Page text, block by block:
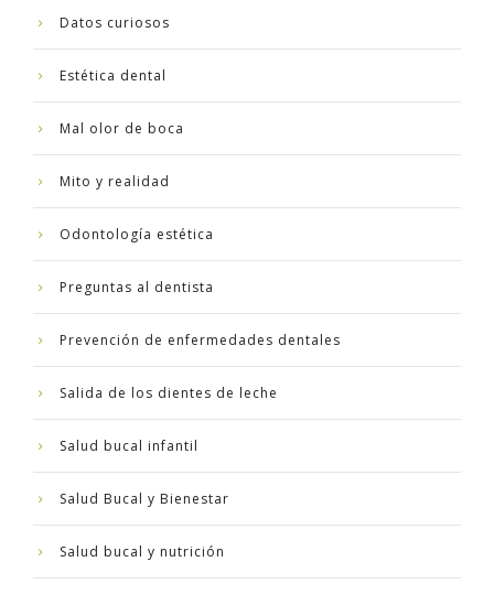
Datos curiosos
Estética dental
Mal olor de boca
Mito y realidad
Odontología estética
Preguntas al dentista
Prevención de enfermedades dentales
Salida de los dientes de leche
Salud bucal infantil
Salud Bucal y Bienestar
Salud bucal y nutrición